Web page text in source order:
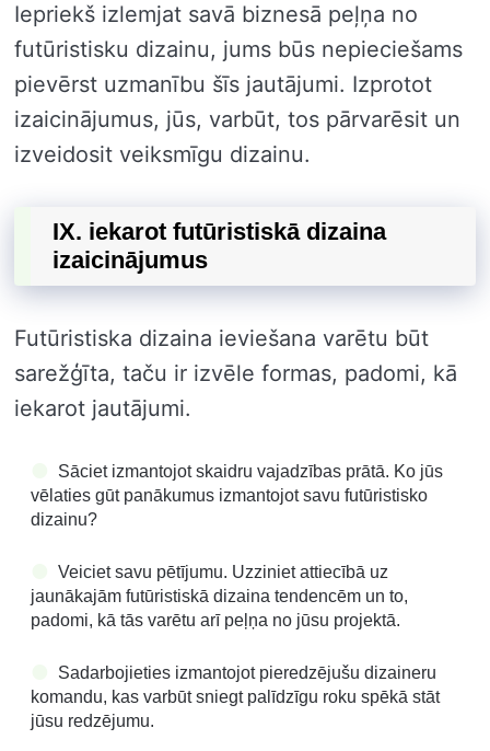
Iepriekš izlemjat savā biznesā peļņa no
futūristisku dizainu, jums būs nepieciešams
pievērst uzmanību šīs jautājumi. Izprotot
izaicinājumus, jūs, varbūt, tos pārvarēsit un
izveidosit veiksmīgu dizainu.
IX. iekarot futūristiskā dizaina
izaicinājumus
Futūristiska dizaina ieviešana varētu būt
sarežģīta, taču ir izvēle formas, padomi, kā
iekarot jautājumi.
Sāciet izmantojot skaidru vajadzības prātā. Ko jūs
vēlaties gūt panākumus izmantojot savu futūristisko
dizainu?
Veiciet savu pētījumu. Uzziniet attiecībā uz
jaunākajām futūristiskā dizaina tendencēm un to,
padomi, kā tās varētu arī peļņa no jūsu projektā.
Sadarbojieties izmantojot pieredzējušu dizaineru
komandu, kas varbūt sniegt palīdzīgu roku spēkā stāt
jūsu redzējumu.